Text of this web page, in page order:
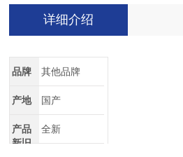
详细介绍
品牌 其他品牌
产地 国产
产品
新旧
全新